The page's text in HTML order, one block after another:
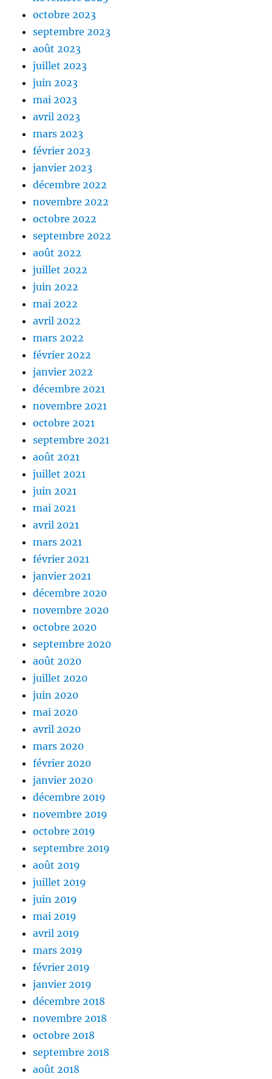
octobre 2023
septembre 2023
août 2023
juillet 2023
juin 2023
mai 2023
avril 2023
mars 2023
février 2023
janvier 2023
décembre 2022
novembre 2022
octobre 2022
septembre 2022
août 2022
juillet 2022
juin 2022
mai 2022
avril 2022
mars 2022
février 2022
janvier 2022
décembre 2021
novembre 2021
octobre 2021
septembre 2021
août 2021
juillet 2021
juin 2021
mai 2021
avril 2021
mars 2021
février 2021
janvier 2021
décembre 2020
novembre 2020
octobre 2020
septembre 2020
août 2020
juillet 2020
juin 2020
mai 2020
avril 2020
mars 2020
février 2020
janvier 2020
décembre 2019
novembre 2019
octobre 2019
septembre 2019
août 2019
juillet 2019
juin 2019
mai 2019
avril 2019
mars 2019
février 2019
janvier 2019
décembre 2018
novembre 2018
octobre 2018
septembre 2018
août 2018